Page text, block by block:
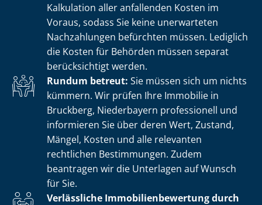
Kalkulation aller anfallenden Kosten im
Voraus, sodass Sie keine unerwarteten
Nachzahlungen befürchten müssen. Lediglich
die Kosten für Behörden müssen separat
berücksichtigt werden.
Rundum betreut: Sie müssen sich um nichts
kümmern. Wir prüfen Ihre Immobilie in
Bruckberg, Niederbayern professionell und
informieren Sie über deren Wert, Zustand,
Mängel, Kosten und alle relevanten
rechtlichen Bestimmungen. Zudem
beantragen wir die Unterlagen auf Wunsch
für Sie.
Verlässliche Im­mo­bi­li­en­be­wer­tung durch